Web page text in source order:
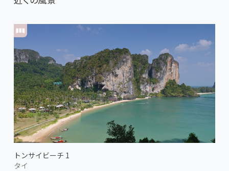
トンサイビーチ 1
タイ